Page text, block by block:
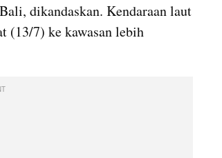
dikandaskan. Kendaraan laut
(13/7) ke kawasan lebih